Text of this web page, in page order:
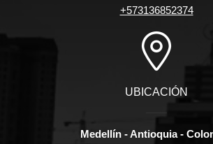
+573136852374
UBICACIÓN
Medellín - Antioquia -